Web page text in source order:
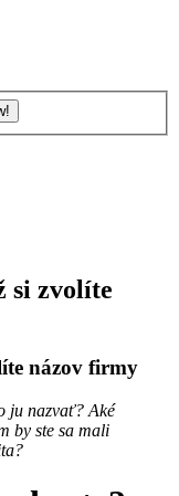
si zvolíte
názov firmy
ju nazvať? Aké
by ste sa mali